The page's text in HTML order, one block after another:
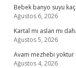
Bebek banyo suyu
Ağustos 6, 2026
Kartal mı aslan mı
Ağustos 5, 2026
Avam mezhebi yoktur
Ağustos 4, 2026